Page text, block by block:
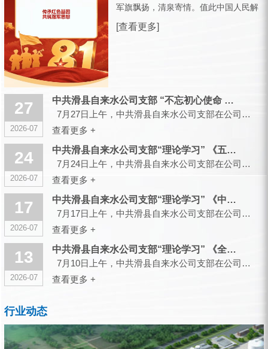
军旗飘扬，清泉寄情。值此中国人民解
放军建军99周年之际，滑县城市供水有
限公司，向全体曾身披戎装、现扎根水
[查看更多]
27
2026-07
中共滑县自来水公司支部 “不忘初心使命 传承红色基因”主题党...
7月27日上午，中共滑县自来水公司支部在公司大会议室召开会议，组织开展“不忘初心使命 传承红色...
查看更多 +
24
2026-07
中共滑县自来水公司支部“理论学习” 《五起政绩观偏差典型案件...
7月24日上午，中共滑县自来水公司支部在公司大会议室召开会议，组织开展“理论学习”...
查看更多 +
17
2026-07
中共滑县自来水公司支部“理论学习” 《中央党的建设工作领导小...
7月17日上午，中共滑县自来水公司支部在公司大会议室召开会议，组织开展“理论学习”...
查看更多 +
13
2026-07
中共滑县自来水公司支部“理论学习” 《全省树立和践行正确政绩...
7月10日上午，中共滑县自来水公司支部在公司大会议室召开会议，组织开展“理论学习”...
查看更多 +
行业动态